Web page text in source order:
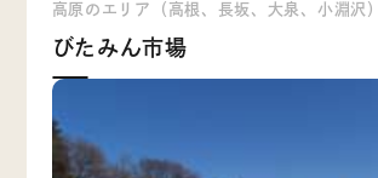
高原のエリア（高根、長坂、大泉、小淵沢）
びたみん市場